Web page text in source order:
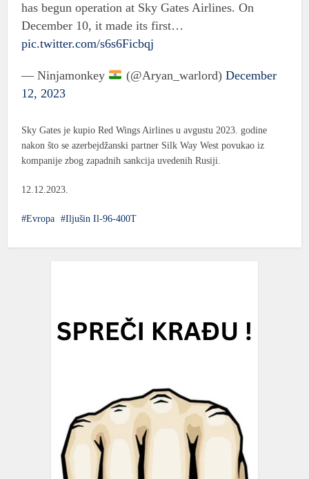
has begun operation at Sky Gates Airlines. On
December 10, it made its first…
pic.twitter.com/s6s6Ficbqj
— Ninjamonkey (@Aryan_warlord) December
12, 2023
Sky Gates je kupio Red Wings Airlines u avgustu 2023. godine
nakon što se azerbejdžanski partner Silk Way West povukao iz
kompanije zbog zapadnih sankcija uvedenih Rusiji.
12.12.2023.
Evropa Iljušin Il-96-400T